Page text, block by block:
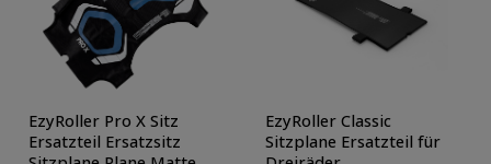
EzyRoller Pro X Sitz
Ersatzteil Ersatzsitz
EzyRoller Classic
Sitzplane Ersatzteil für